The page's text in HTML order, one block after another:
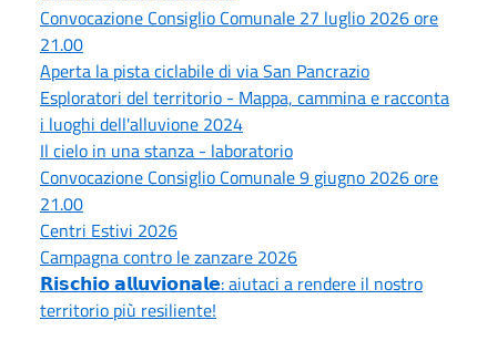
Convocazione Consiglio Comunale 27 luglio 2026 ore
21.00
Aperta la pista ciclabile di via San Pancrazio
Esploratori del territorio - Mappa, cammina e racconta
i luoghi dell'alluvione 2024
Il cielo in una stanza - laboratorio
Convocazione Consiglio Comunale 9 giugno 2026 ore
21.00
Centri Estivi 2026
Campagna contro le zanzare 2026
𝗥𝗶𝘀𝗰𝗵𝗶𝗼 𝗮𝗹𝗹𝘂𝘃𝗶𝗼𝗻𝗮𝗹𝗲: aiutaci a rendere il nostro
territorio più resiliente!